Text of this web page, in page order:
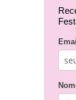
Email